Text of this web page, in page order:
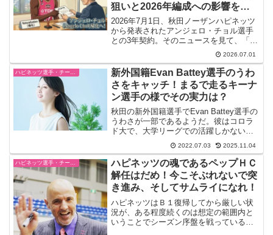
狙いと2026年編成への影響を考
察
2026年7月1日、秋田ノーザンハピネッツ
から発表されたアンジェロ・チョル選手
との3年契約。そのニュースを見て、「帰
化するって本当？」「今シーズンは試合
に出られるの？」「チーム編成はどう変
わるの？」と気になったブースターも多
かったのではない...
2026.07.01
新外国籍Evan Battey選手のうわ
さをキャッチ！まるで走るキーナ
ン選手の様でその実力は？
秋田の新外国籍選手でEvan Battey選手の
うわさが一部であるようだ。彼はコロラ
ド大で、大学リーグでの活躍しかない
が、プロデビューはまだのようだ。もし
も秋田にくるならば、日本がプロとして
のキャリアスタートになる。⇒外したら
ごめんなさいで...
2022.07.03 2025.11.04
ハピネッツ選手・チーム・ゲーム情報
ハピネッツの魂であるペップＨＣ
解任はだめ！今こそぶれないで突
き進み、そしてサムライになれ！
ハピネッツはＢ１復帰してから厳しい状
況が、ある程度続くのは想定の範囲内と
いうことでシーズン序盤を戦っているの